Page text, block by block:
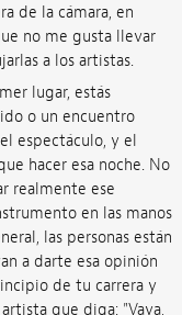
de la cámara, en
no me gusta llevar
a los artistas.
lugar, estás
o un encuentro
espectáculo, y el
hacer esa noche. No
realmente ese
en las manos
las personas están
a darte esa opinión
de tu carrera y
que diga: "Vaya,